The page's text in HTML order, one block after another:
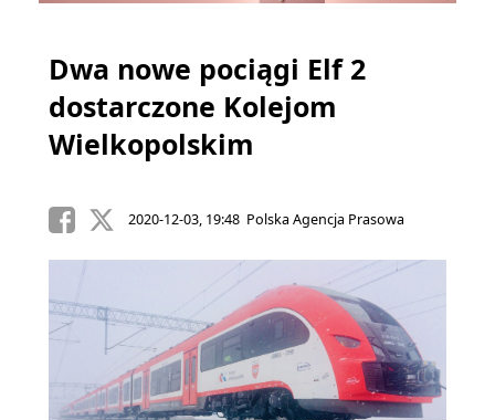
Dwa nowe pociągi Elf 2
dostarczone Kolejom
Wielkopolskim
2020-12-03, 19:48 Polska Agencja Prasowa